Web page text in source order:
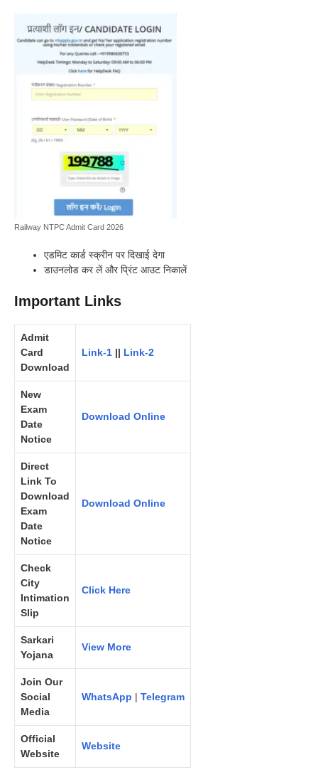
Railway NTPC Admit Card 2026
एडमिट कार्ड स्क्रीन पर दिखाई देगा
डाउनलोड कर लें और प्रिंट आउट निकालें
Important Links
Admit
Card
Download
Link-1 || Link-2
New
Exam
Date
Notice
Download Online
Direct
Link To
Download
Exam
Date
Notice
Download Online
Check
City
Intimation
Slip
Click Here
Sarkari
Yojana
View More
Join Our
Social
Media
WhatsApp | Telegram
Official
Website
Website